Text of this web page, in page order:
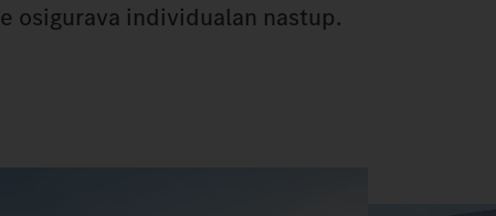
osigurava individualan nastup.